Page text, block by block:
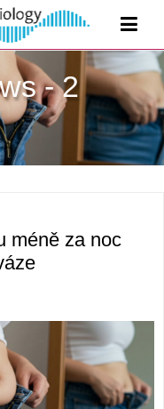
- 2
méně za noc